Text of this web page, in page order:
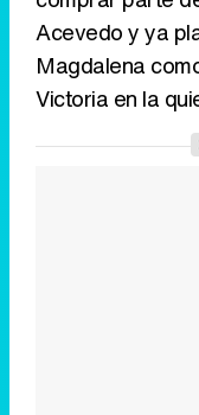
Acevedo y ya
Magdalena
Victoria en la